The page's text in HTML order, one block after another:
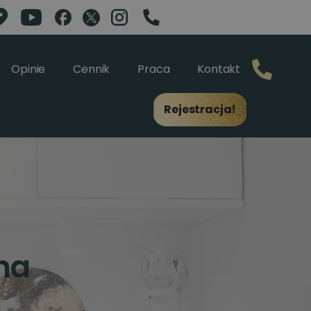
Opinie Cennik Praca Kontakt
Rejestracja!